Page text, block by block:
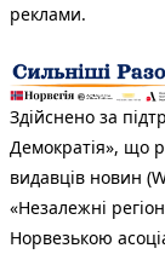
реклами.
Здійснено за
Демократія», що
видавців новин
«Незалежні
Норвезькою